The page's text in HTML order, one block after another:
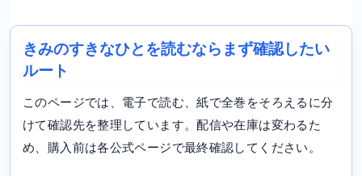
きみのすきなひとを読むならまず確認したい
ルート
このページでは、電子で読む、紙で全巻をそろえるに分
けて確認先を整理しています。配信や在庫は変わるた
め、購入前は各公式ページで最終確認してください。